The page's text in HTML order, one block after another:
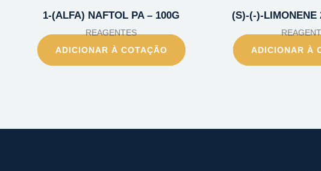
1-(ALFA) NAFTOL PA – 100G
REAGENTES
ADICIONAR À COTAÇÃO
(S)-(-)-LIMONENE
ADICIONAR À